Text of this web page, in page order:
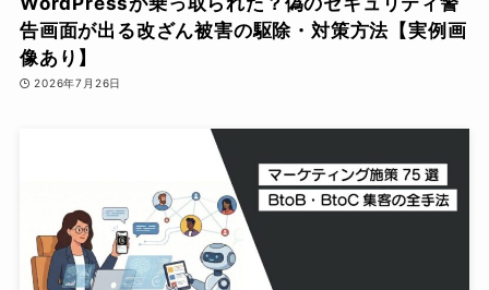
告画面が出る改ざん被害の駆除・対策方法【実例画
像あり】
2026年7月26日